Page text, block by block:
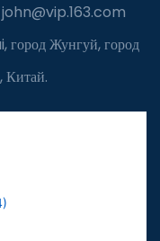
Жунгуй, город
Китай.